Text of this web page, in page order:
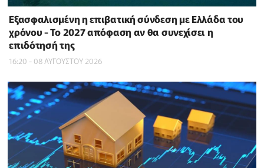
Εξασφαλισμένη η επιβατική σύνδεση με Ελλάδα του
χρόνου - Το 2027 απόφαση αν θα συνεχίσει η
επιδότησή της
16:20 - 08 ΑΥΓΟΥΣΤΟΥ 2026